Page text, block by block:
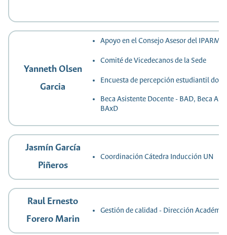
Yanneth Olsen
Garcia
Apoyo en el Consejo Asesor del IPARM
Comité de Vicedecanos de la Sede
Encuesta de percepción estudiantil
Beca Asistente Docente - BAD, Beca
BAxD
Jasmín García
Piñeros
Coordinación Cátedra Inducción UN
Raul Ernesto
Forero Marin
Gestión de calidad - Dirección